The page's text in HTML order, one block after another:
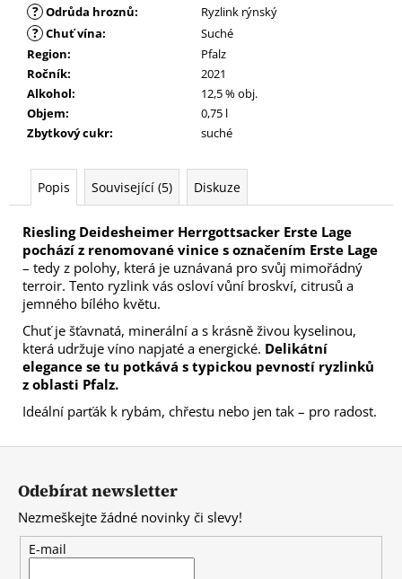
? Odrůda hroznů: Ryzlink rýnský
? Chuť vína:
Suché
Region:
Pfalz
Ročník:
2021
Alkohol:
12,5 % obj.
Objem:
0,75 l
Zbytkový cukr: suché
Popis Související (5) Diskuze
Riesling Deidesheimer Herrgottsacker Erste Lage
pochází z renomované vinice s označením Erste Lage
– tedy z polohy, která je uznávaná pro svůj mimořádný
terroir. Tento ryzlink vás osloví vůní broskví, citrusů a
jemného bílého květu.
Chuť je šťavnatá, minerální a s krásně živou kyselinou,
která udržuje víno napjaté a energické. Delikátní
elegance se tu potkává s typickou pevností ryzlinků
z oblasti Pfalz.
Ideální parťák k rybám, chřestu nebo jen tak – pro radost.
Z
Odebírat newsletter
Nezmeškejte žádné novinky či slevy!
E-mail